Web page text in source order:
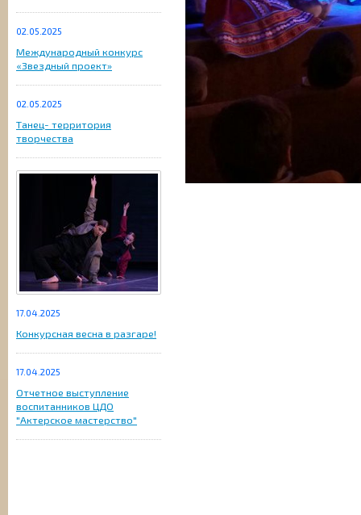
02.05.2025
Международный конкурс
«Звездный проект»
02.05.2025
Танец- территория
творчества
17.04.2025
Конкурсная весна в разгаре!
17.04.2025
Отчетное выступление
воспитанников ЦДО
"Актерское мастерство"